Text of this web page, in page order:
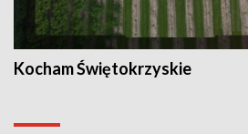
Kocham Świętokrzyskie